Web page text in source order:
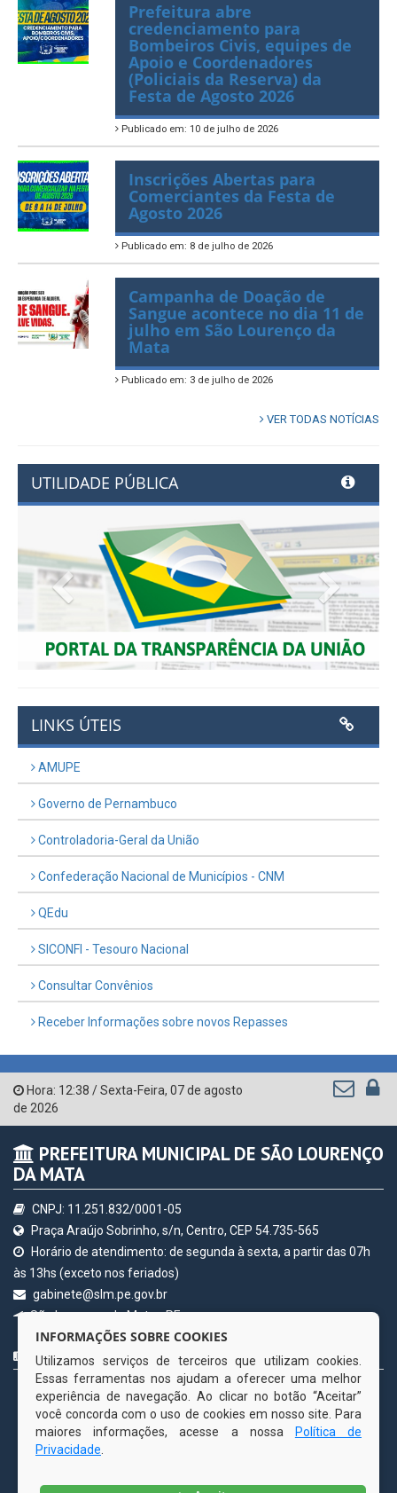
Prefeitura abre
credenciamento para
Bombeiros Civis, equipes de
Apoio e Coordenadores
(Policiais da Reserva) da
Festa de Agosto 2026
Publicado em: 10 de julho de 2026
Inscrições Abertas para
Comerciantes da Festa de
Agosto 2026
Publicado em: 8 de julho de 2026
Campanha de Doação de
Sangue acontece no dia 11 de
julho em São Lourenço da
Mata
Publicado em: 3 de julho de 2026
VER TODAS NOTÍCIAS
UTILIDADE PÚBLICA
Previous Next
LINKS ÚTEIS
AMUPE
Governo de Pernambuco
Controladoria-Geral da União
Confederação Nacional de Municípios - CNM
QEdu
SICONFI - Tesouro Nacional
Consultar Convênios
Receber Informações sobre novos Repasses
Hora: 12:38 /Sexta-Feira, 07 de agosto
de 2026
PREFEITURA MUNICIPAL DE SÃO LOURENÇO
DA MATA
CNPJ: 11.251.832/0001-05
Praça Araújo Sobrinho, s/n, Centro, CEP 54.735-565
Horário de atendimento: de segunda à sexta, a partir das 07h
às 13hs (exceto nos feriados)
gabinete@slm.pe.gov.br
São Lourenço da Mata - PE
CURTA NOSSA FAN PAGE
INFORMAÇÕES SOBRE COOKIES
Utilizamos serviços de terceiros que utilizam cookies.
Essas ferramentas nos ajudam a oferecer uma melhor
experiência de navegação. Ao clicar no botão “Aceitar”
você concorda com o uso de cookies em nosso site. Para
maiores informações, acesse a nossa
Política de
Privacidade